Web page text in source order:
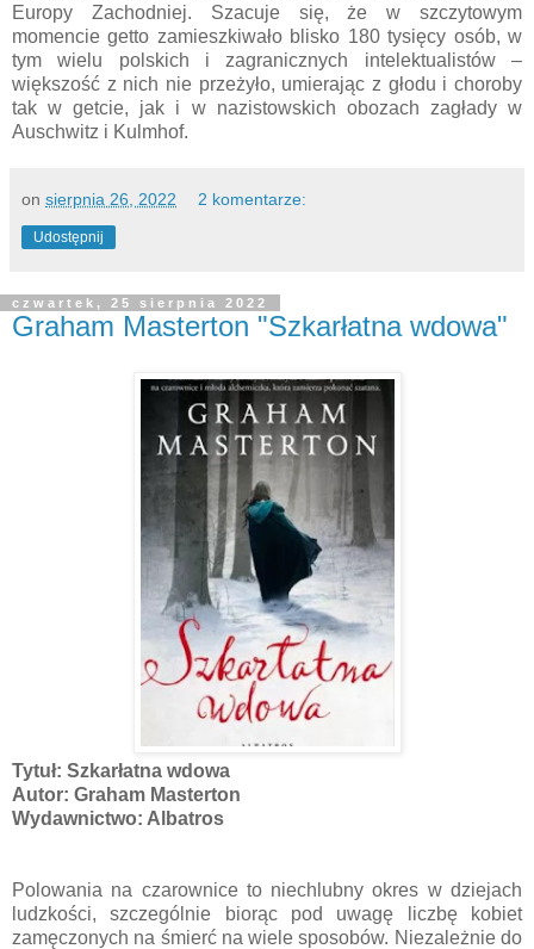
Europy Zachodniej. Szacuje się, że w szczytowym
momencie getto zamieszkiwało blisko 180 tysięcy osób, w
tym wielu polskich i zagranicznych intelektualistów –
większość z nich nie przeżyło, umierając z głodu i choroby
tak w getcie, jak i w nazistowskich obozach zagłady w
Auschwitz i Kulmhof.
on sierpnia 26, 2022 2 komentarze:
Udostępnij
czwartek, 25 sierpnia 2022
Graham Masterton "Szkarłatna wdowa"
Tytuł: Szkarłatna wdowa
Autor: Graham Masterton
Wydawnictwo: Albatros
Polowania na czarownice to niechlubny okres w dziejach
ludzkości, szczególnie biorąc pod uwagę liczbę kobiet
zamęczonych na śmierć na wiele sposobów. Niezależnie do